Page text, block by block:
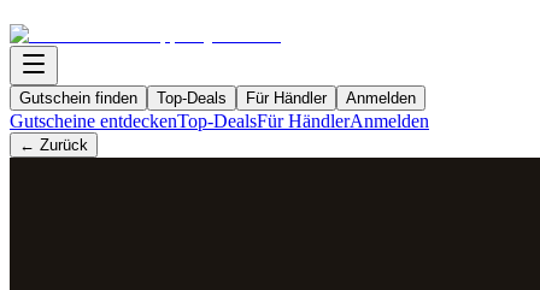
Gutschein finden Top-Deals Für Händler Anmelden
Gutscheine entdeckenTop-DealsFür HändlerAnmelden
← Zurück